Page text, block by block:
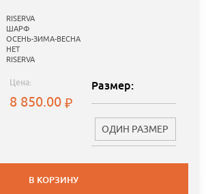
RISERVA
ШАРФ
ОСЕНЬ-ЗИМА-ВЕСНА
НЕТ
RISERVA
Цена:
8 850.00
Размер:
ОДИН РАЗМЕР
В КОРЗИНУ